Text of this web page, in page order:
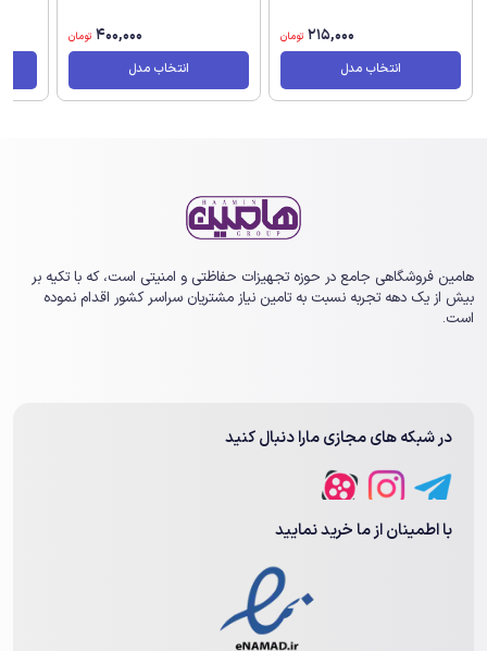
215,000 تومان
انتخاب مدل
400,000 تومان
انتخاب مدل
هامین فروشگاهی جامع در حوزه تجهیزات حفاظتی و امنیتی است، که با تکیه بر
بیش از یک ‏دهه تجربه نسبت به تامین نیاز مشتریان سراسر کشور اقدام نموده
است.
در شبکه های مجازی مارا دنبال کنید
با اطمینان از ما خرید نمایید